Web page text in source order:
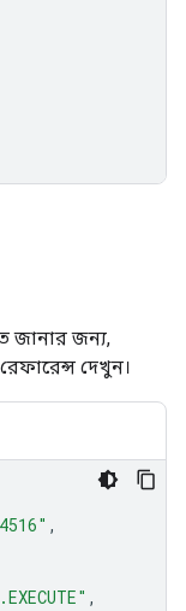
জানার জন্য,
রেফারেন্স দেখুন।
,
,